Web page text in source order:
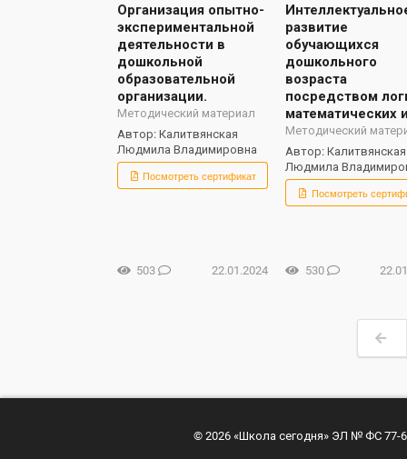
Организация опытно-
экспериментальной
деятельности в
дошкольной
образовательной
организации.
Методический материал
Автор: Калитвянская
Людмила Владимировна
Посмотреть сертификат
22.01.2024
503
развитие
обучающихся
дошкольного
возраста
посредством
математических
Методический
Автор: Калитвянская
Людмила
Посмотреть
530
© 2026 «Школа сегодня» ЭЛ № ФС 77-